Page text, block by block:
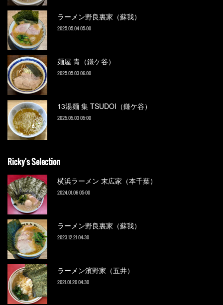
ラーメン野良裏家（蘇我）
2025.05.04 05:00
麺屋 青（鎌ケ谷）
2025.05.03 06:00
13湯麺 集 TSUDOI（鎌ケ谷）
2025.05.03 05:00
Ricky's Selection
横浜ラーメン 末広家（本千葉）
2024.01.06 05:00
ラーメン野良裏家（蘇我）
2023.12.21 04:30
ラーメン濱野家（五井）
2021.01.20 04:30